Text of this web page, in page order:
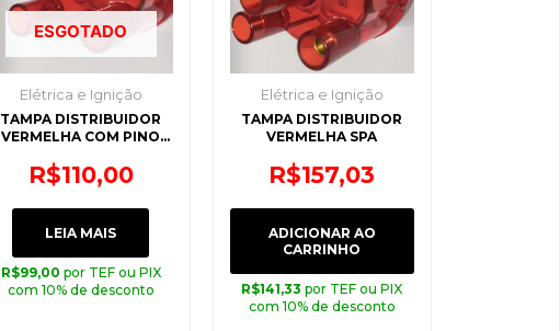
ESGOTADO
Elétrica e Ignição
TAMPA DISTRIBUIDOR
VERMELHA COM PINO
R$110,00
LEIA MAIS
R$99,00 por TEF ou PIX
com 10% de desconto
Elétrica e Ignição
TAMPA DISTRIBUIDOR
VERMELHA SPA
R$157,03
ADICIONAR AO
CARRINHO
R$141,33 por TEF ou PIX
com 10% de desconto